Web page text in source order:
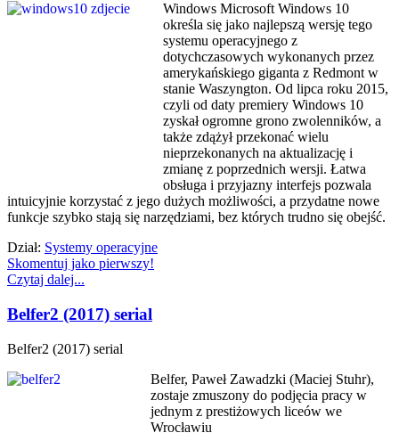
Windows Microsoft Windows 10
określa się jako najlepszą wersję tego
systemu operacyjnego z
dotychczasowych wykonanych przez
amerykańskiego giganta z Redmont w
stanie Waszyngton. Od lipca roku 2015,
czyli od daty premiery Windows 10
zyskał ogromne grono zwolenników, a
także zdążył przekonać wielu
nieprzekonanych na aktualizację i
zmianę z poprzednich wersji. Łatwa
obsługa i przyjazny interfejs pozwala
intuicyjnie korzystać z jego dużych możliwości, a przydatne nowe
funkcje szybko stają się narzędziami, bez których trudno się obejść.
Dział: Systemy operacyjne
Skomentuj jako pierwszy!
Czytaj dalej...
Belfer2 (2017) serial
Belfer2 (2017) serial
Belfer, Paweł Zawadzki (Maciej Stuhr),
zostaje zmuszony do podjęcia pracy w
jednym z prestiżowych liceów we
Wrocławiu